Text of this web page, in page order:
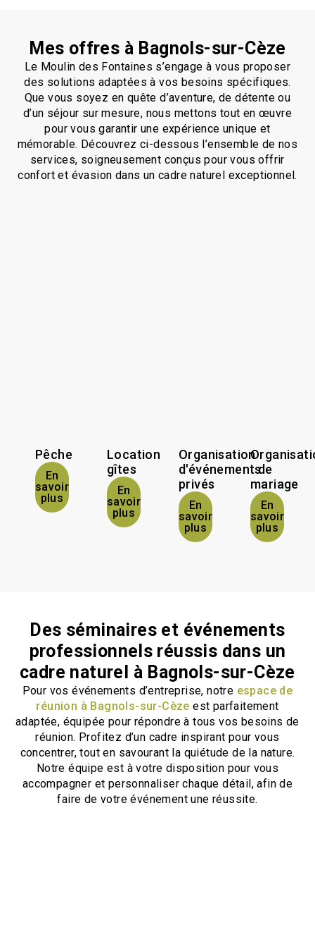
Mes offres à Bagnols-sur-Cèze
Le Moulin des Fontaines s’engage à vous proposer
des solutions adaptées à vos besoins spécifiques.
Que vous soyez en quête d’aventure, de détente ou
d’un séjour sur mesure, nous mettons tout en œuvre
pour vous garantir une expérience unique et
mémorable. Découvrez ci-dessous l’ensemble de nos
services, soigneusement conçus pour vous offrir
confort et évasion dans un cadre naturel exceptionnel.
Pêche
En
savoir
plus
Location
gîtes
En
savoir
plus
Organisation
d'événements
privés
En
savoir
plus
de
mariage
En
savoir
plus
Des séminaires et événements
professionnels réussis dans un
cadre naturel à Bagnols-sur-Cèze
Pour vos événements d’entreprise, notre espace de
réunion à Bagnols-sur-Cèze est parfaitement
adaptée, équipée pour répondre à tous vos besoins de
réunion. Profitez d’un cadre inspirant pour vous
concentrer, tout en savourant la quiétude de la nature.
Notre équipe est à votre disposition pour vous
accompagner et personnaliser chaque détail, afin de
faire de votre événement une réussite.